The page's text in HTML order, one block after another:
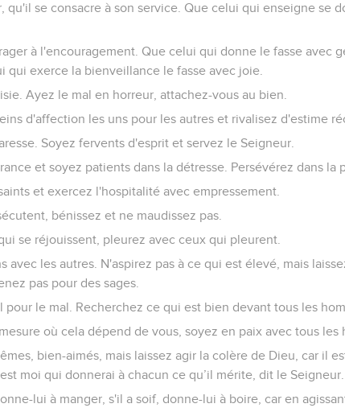
qu'il se consacre à son service. Que celui qui enseigne se
à l'encouragement. Que celui qui donne le fasse avec
qui exerce la bienveillance le fasse avec joie.
Ayez le mal en horreur, attachez-vous au bien.
d'affection les uns pour les autres et rivalisez d'estime
Soyez fervents d'esprit et servez le Seigneur.
et soyez patients dans la détresse. Persévérez dans la
et exercez l'hospitalité avec empressement.
bénissez et ne maudissez pas.
se réjouissent, pleurez avec ceux qui pleurent.
avec les autres. N'aspirez pas à ce qui est élevé, mais
pas pour des sages.
pour le mal. Recherchez ce qui est bien devant tous les
où cela dépend de vous, soyez en paix avec tous les
bien-aimés, mais laissez agir la colère de Dieu, car il
moi qui donnerai à chacun ce qu’il mérite, dit le Seigneur.
lui à manger, s'il a soif, donne-lui à boire, car en